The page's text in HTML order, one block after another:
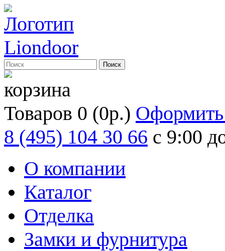
Товаров 0 (0р.) Оформить
8 (495) 104 30 66 с 9:00
О компании
Каталог
Отделка
Замки и фурнитура